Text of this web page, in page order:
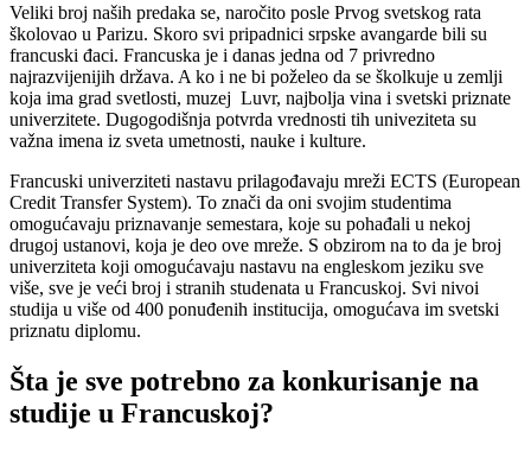
Veliki broj naših predaka se, naročito posle Prvog svetskog rata
školovao u Parizu. Skoro svi pripadnici srpske avangarde bili su
francuski đaci. Francuska je i danas jedna od 7 privredno
najrazvijenijih država. A ko i ne bi poželeo da se školkuje u zemlji
koja ima grad svetlosti, muzej Luvr, najbolja vina i svetski priznate
univerzitete. Dugogodišnja potvrda vrednosti tih univeziteta su
važna imena iz sveta umetnosti, nauke i kulture.
Francuski univerziteti nastavu prilagođavaju mreži ECTS (European
Credit Transfer System). To znači da oni svojim studentima
omogućavaju priznavanje semestara, koje su pohađali u nekoj
drugoj ustanovi, koja je deo ove mreže. S obzirom na to da je broj
univerziteta koji omogućavaju nastavu na engleskom jeziku sve
više, sve je veći broj i stranih studenata u Francuskoj. Svi nivoi
studija u više od 400 ponuđenih institucija, omogućava im svetski
priznatu diplomu.
Šta je sve potrebno za konkurisanje na
studije u Francuskoj?